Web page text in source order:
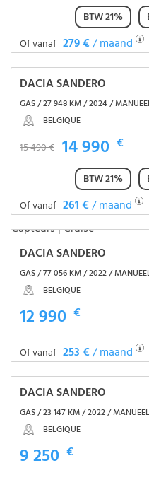
BTW 21%
Of vanaf 279 €/ maand
DACIA SANDERO
GAS / 27 948 KM / 2024 /
BELGIQUE
15 490 € 14 990 €
BTW 21%
Of vanaf 261 €/ maand
DACIA SANDERO
GAS / 77 056 KM / 2022 /
BELGIQUE
12 990 €
Of vanaf 253 €/ maand
DACIA SANDERO
GAS / 23 147 KM / 2022 / MANUEEL
BELGIQUE
9 250 €